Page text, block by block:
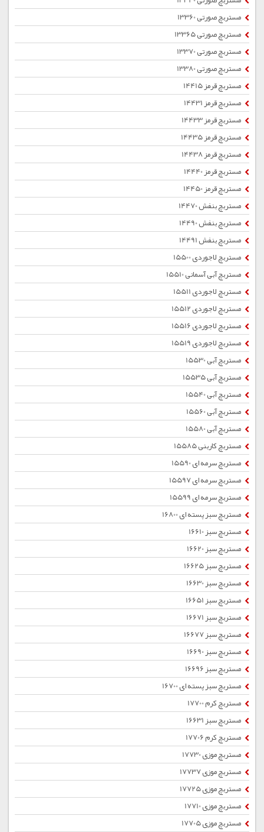
مستربچ صورتی 13360
مستربچ صورتی 13365
مستربچ صورتی 13370
مستربچ صورتی 13380
مستربچ قرمز 14415
مستربچ قرمز 14431
مستربچ قرمز 14433
مستربچ قرمز 14435
مستربچ قرمز 14438
مستربچ قرمز 14440
مستربچ قرمز 14450
مستربچ بنفش 14470
مستربچ بنفش 14490
مستربچ بنفش 14491
مستربچ لاجوردی 15500
مستربچ آبی آسمانی 15510
مستربچ لاجوردی 15511
مستربچ لاجوردی 15512
مستربچ لاجوردی 15516
مستربچ لاجوردی 15519
مستربچ آبی 15530
مستربچ آبی 15535
مستربچ آبی 15540
مستربچ آبی 15560
مستربچ آبی 15580
مستربچ کاربنی 15585
مستربچ سرمه ای 15590
مستربچ سرمه ای 15597
مستربچ سرمه ای 15599
مستربچ سبز پسته ای 16800
مستربچ سبز 16610
مستربچ سبز 16620
مستربچ سبز 16625
مستربچ سبز 16630
مستربچ سبز 16651
مستربچ سبز 16671
مستربچ سبز 16677
مستربچ سبز 16690
مستربچ سبز 16696
مستربچ سبز پسته ای 16700
مستربچ کرم 17700
مستربچ سبز 16631
مستربچ کرم 17706
مستربچ موزی 17730
مستربچ موزی 17737
مستربچ موزی 17725
مستربچ موزی 17710
مستربچ موزی 17705